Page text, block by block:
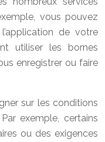
vous pouvez
de votre
utiliser les bornes
enregistrer ou faire
sur les conditions
exemple, certains
ou des exigences